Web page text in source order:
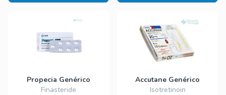
Propecia Genérico
Finasteride
Accutane Genérico
Isotretinoin